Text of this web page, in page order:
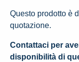
Questo prodotto è
quotazione.
Contattaci per
disponibilità di